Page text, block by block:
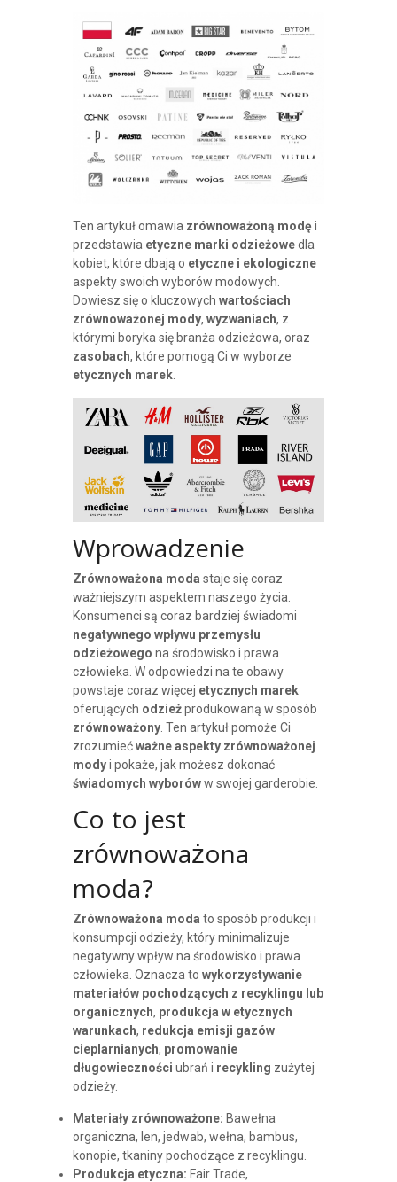
Ten artykuł omawia zrównoważoną modęi
przedstawia etyczne marki odzieżowedla
kobiet, które dbają o etyczne i ekologiczne
aspekty swoich wyborów modowych.
Dowiesz się o kluczowych wartościach
zrównoważonej mody, wyzwaniach, z
którymi boryka się branża odzieżowa, oraz
zasobach, które pomogą Ci w wyborze
etycznych marek.
Wprowadzenie
Zrównoważona moda staje się coraz
ważniejszym aspektem naszego życia.
Konsumenci są coraz bardziej świadomi
negatywnego wpływu przemysłu
odzieżowego na środowisko i prawa
człowieka. W odpowiedzi na te obawy
powstaje coraz więcej etycznych marek
oferujących odzieżprodukowaną w sposób
zrównoważony. Ten artykuł pomoże Ci
zrozumiećważne aspekty zrównoważonej
modyi pokaże, jak możesz dokonać
świadomych wyboróww swojej garderobie.
Co to jest
zrównoważona
moda?
Zrównoważona moda to sposób produkcji i
konsumpcji odzieży, który minimalizuje
negatywny wpływ na środowisko i prawa
człowieka. Oznacza to wykorzystywanie
materiałów pochodzących z recyklingu lub
organicznych, produkcja w etycznych
warunkach, redukcja emisji gazów
cieplarnianych, promowanie
długowieczności ubrań i recykling zużytej
odzieży.
Materiały zrównoważone: Bawełna
organiczna, len, jedwab, wełna, bambus,
konopie, tkaniny pochodzące z recyklingu.
Produkcja etyczna: Fair Trade,